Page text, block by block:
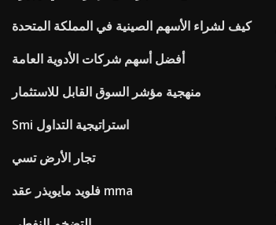
كيف لشراء الأسهم الصينية في المملكة المتحدة
أفضل أسهم شركات الأدوية العامة
منهجية مؤشر السوق القابل للاستثمار
Smi استراتيجية التداول
تجار الأرض تسي
فلويد مايويذر عقد mma